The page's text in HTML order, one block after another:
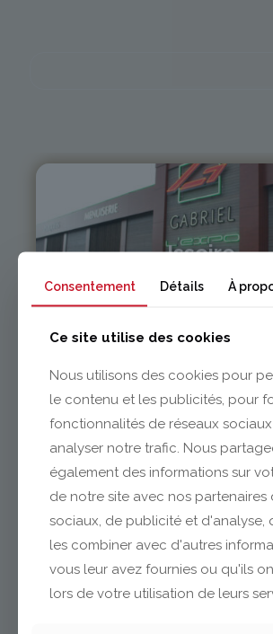
Issoire
Clermont-
04 73 42 18 38
lexpo@gabriel-sa.fr
Consentement Détails À
Ce site utilise des cookies
Nous utilisons des cookies pour
le contenu et les publicités, pour
fonctionnalités de réseaux
analyser notre trafic. Nous
également des informations sur
de notre site avec nos partenaires
sociaux, de publicité et d'analyse,
les combiner avec d'autres
vous leur avez fournies ou qu'ils
lors de votre utilisation de leurs